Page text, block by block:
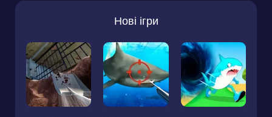
Нові ігри